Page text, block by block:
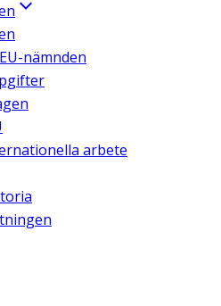
nämnden
arbete